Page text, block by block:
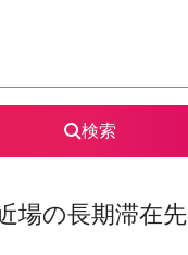
検索
場の長期滞在先